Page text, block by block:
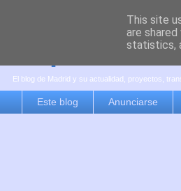
es por
El blog de Madrid y su actualidad, proyectos,
Este blog Anunciarse
This site
are
statistics,